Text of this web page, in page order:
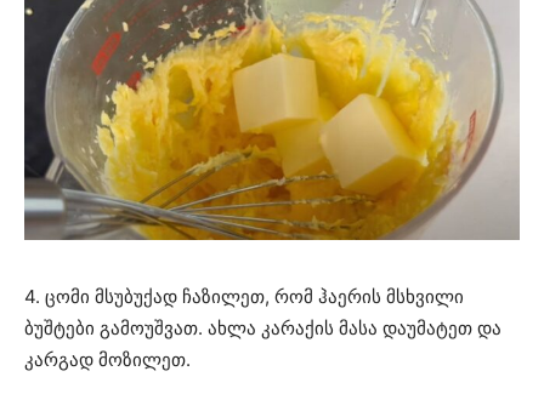
4. ცომი მსუბუქად ჩაზილეთ, რომ ჰაერის მსხვილი
ბუშტები გამოუშვათ. ახლა კარაქის მასა დაუმატეთ და
კარგად მოზილეთ.